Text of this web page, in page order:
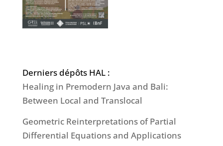
Derniers dépôts HAL :
Healing in Premodern Java and Bali:
Between Local and Translocal
Geometric Reinterpretations of Partial
Differential Equations and Applications